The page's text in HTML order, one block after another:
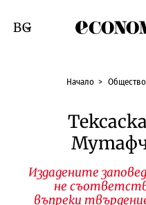
Смяна на език
Начало Общество
Издадените
не
въпреки